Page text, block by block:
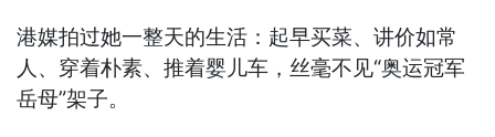
港媒拍过她一整天的生活：起早买菜、讲价如常
人、穿着朴素、推着婴儿车，丝毫不见“奥运冠军
岳母”架子。